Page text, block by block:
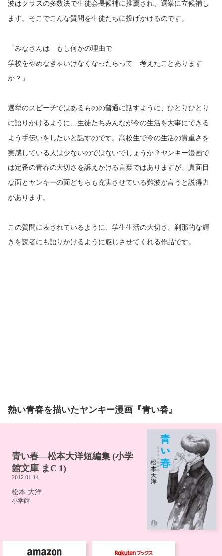
波はクラスの多数決で生徒会長候補に推薦され、選挙に立候補し
ます。そこでこんな質問を生徒たちに投げかけるのです。
「みなさんは もし何かの理由で
学校をやめなきゃいけなくなったらって 考えたことあります
か？」
選挙のスピーチではあるものの普通に話すように、ひとりひとり
に語りかけるように、生徒たちみんなが今の生活を大事にできる
よう手伝いをしたいと話すのです。高校生で今の生活の貴重さを
実感している人は少ないのではないでしょうか？ヤンキー漫画で
は定番の青春の大切さを訴えかける言葉ではありますが、真面目
な面とヤンキーの面どちらも充実させている難波が言うと説得力
があります。
この質問に表されているように、学生生活の大切さ、刹那的な輝
きを読者にも語りかけるように感じさせてくれる作品です。
熱い青春を描いたヤンキー漫画『青い春』